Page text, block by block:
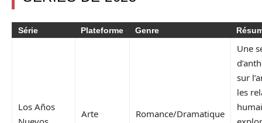
Série Plateforme Genre
Los Años
Arte Romance/Dramatique
Une
sur
les